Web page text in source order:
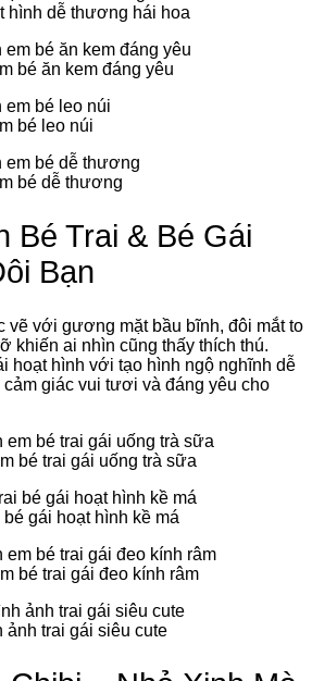
hình dễ thương hái hoa
bé ăn kem đáng yêu
bé leo núi
bé dễ thương
Bé Trai & Bé Gái
Bạn
vẽ với gương mặt bầu bĩnh, đôi mắt to
khiến ai nhìn cũng thấy thích thú.
hoạt hình với tạo hình ngộ nghĩnh dễ
giác vui tươi và đáng yêu cho
bé trai gái uống trà sữa
gái hoạt hình kề má
bé trai gái đeo kính râm
ảnh trai gái siêu cute